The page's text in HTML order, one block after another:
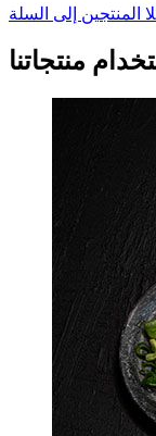
المنتجين إلى السلة
منتجاتنا